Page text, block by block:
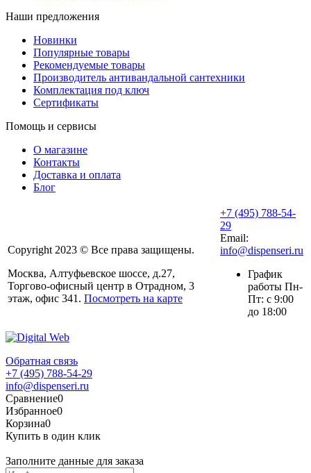
Наши предложения
Новинки
Популярные товары
Рекомендуемые товары
Производитель антивандальной сантехники
Комплектация под ключ
Сертификаты
Помощь и сервисы
О магазине
Контакты
Доставка и оплата
Блог
Copyright 2023 © Все права защищены.
Москва, Алтуфьевское шоссе, д.27,
Торгово-офисный центр в Отрадном, 3
этаж, офис 341. Посмотреть на карте
+7 (495) 788-54-
29
Email:
info@dispenseri.ru
График
работы Пн-
Пт: с 9:00
до 18:00
Обратная связь
+7 (495) 788-54-29
info@dispenseri.ru
Сравнение0
Избранное0
Корзина0
Купить в один клик
Заполните данные для заказа